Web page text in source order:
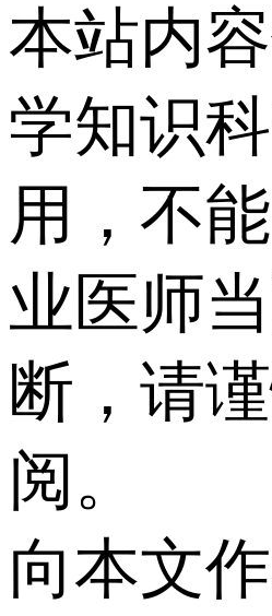
本站内
学知识
用，不
业医师
断，请
阅。
向本文